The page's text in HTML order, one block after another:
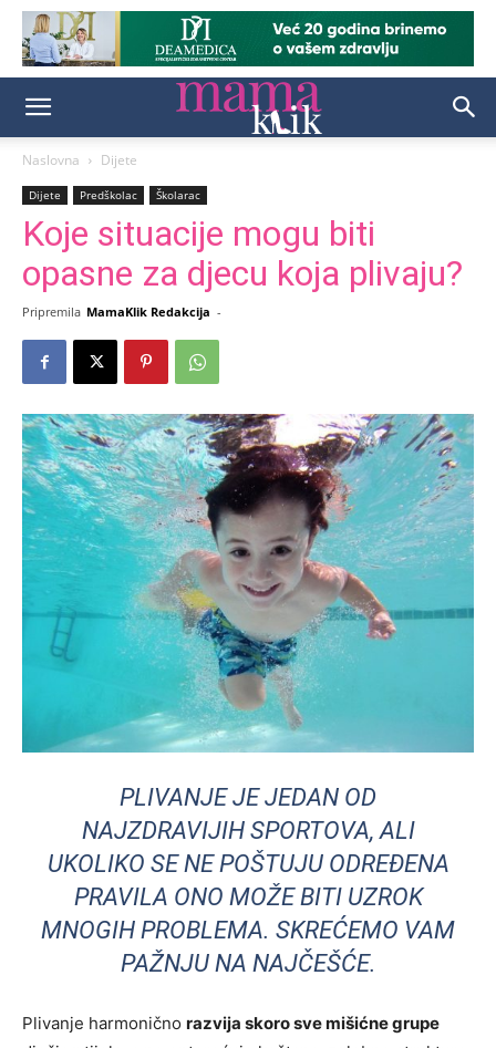
Naslovna Dijete
Dijete Predškolac Školarac
Koje situacije mogu biti
opasne za djecu koja plivaju?
Pripremila MamaKlik Redakcija -
PLIVANJE JE JEDAN OD
NAJZDRAVIJIH SPORTOVA, ALI
UKOLIKO SE NE POŠTUJU ODREĐENA
PRAVILA ONO MOŽE BITI UZROK
MNOGIH PROBLEMA. SKREĆEMO VAM
PAŽNJU NA NAJČEŠĆE.
Plivanje harmonično razvija skoro sve mišićne grupe